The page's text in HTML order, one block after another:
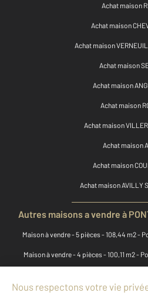
Achat maison
Achat maison
Achat maison
Achat maison
Achat maison
Achat maison
Achat maison
Achat maison
Achat maison
Achat maison AVILLY
Autres maisons a vendre à
Maison à vendre - 5 pièces - 108,44 m2 -
Maison à vendre - 4 pièces - 100,11 m2 -